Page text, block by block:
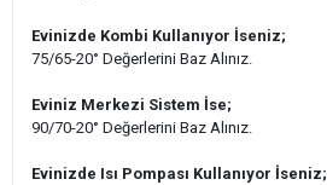
Evinizde Kombi Kullanıyor İseniz;
75/65-20° Değerlerini Baz Alınız.
Eviniz Merkezi Sistem İse;
90/70-20° Değerlerini Baz Alınız.
Evinizde Isı Pompası Kullanıyor İseniz;